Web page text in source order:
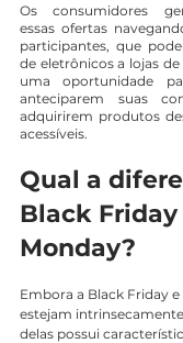
Os consumidores
essas ofertas
participantes, que
de eletrônicos a lojas
uma oportunidade
anteciparem suas
adquirirem produtos
acessíveis.
Qual a
Black Friday
Monday?
Embora a Black Friday
estejam
delas possui